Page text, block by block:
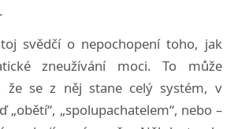
svědčí o nepochopení toho, jak
zneužívání moci. To může
že se z něj stane celý systém, v
„obětí“, „spolupachatelem“, nebo –